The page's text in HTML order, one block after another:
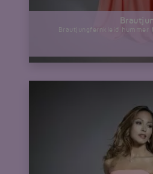
Brautjungfernkleid hummer